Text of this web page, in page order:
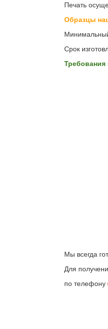
Печать
Образцы
Срок
Требования
Мы всегда
Для
по телефону